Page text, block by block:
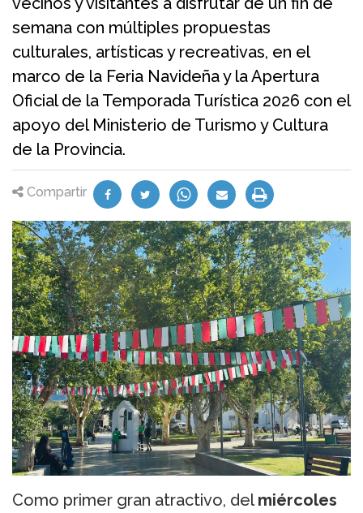
semana con múltiples propuestas
culturales, artísticas y recreativas, en el
marco de la Feria Navideña y la Apertura
Oficial de la Temporada Turística 2026 con el
apoyo del Ministerio de Turismo y Cultura
de la Provincia.
Compartir
Como primer gran atractivo, delmiércoles